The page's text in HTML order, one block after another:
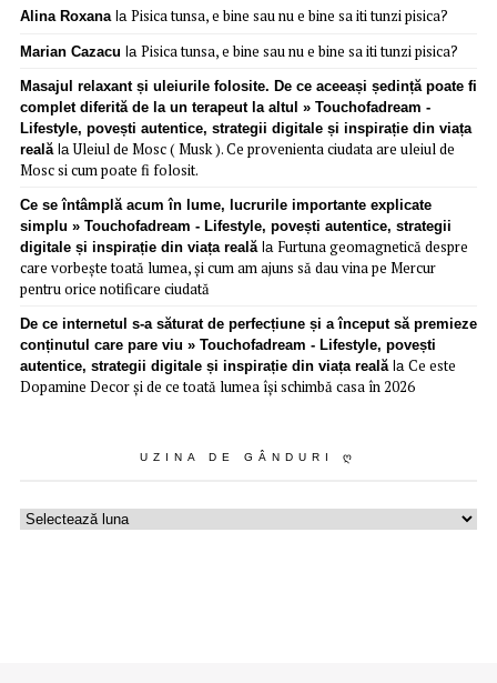
Alina Roxanala Pisica tunsa, e bine sau nu e bine sa iti tunzi pisica?
Marian Cazacu la Pisica tunsa, e bine sau nu e bine sa iti tunzi pisica?
Masajul relaxant și uleiurile folosite. De ce aceeași ședință poate fi
complet diferită de la un terapeut la altul » Touchofadream -
Lifestyle, povești autentice, strategii digitale și inspirație din viața
realălaUleiul de Mosc ( Musk ). Ce provenienta ciudata are uleiul de
Mosc si cum poate fi folosit.
Ce se întâmplă acum în lume, lucrurile importante explicate
simplu » Touchofadream - Lifestyle, povești autentice, strategii
digitale și inspirație din viața realăla Furtuna geomagnetică despre
care vorbește toată lumea, și cum am ajuns să dau vina pe Mercur
pentru orice notificare ciudată
De ce internetul s-a săturat de perfecțiune și a început să premieze
conținutul care pare viu » Touchofadream - Lifestyle, povești
autentice, strategii digitale și inspirație din viața realăla Ce este
Dopamine Decor și de ce toată lumea își schimbă casa în 2026
UZINA DE GÂNDURI Ღ
Uzina